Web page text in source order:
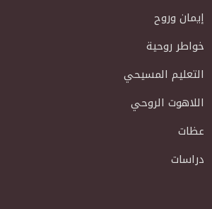
إيمان وروح
خواطر روحية
التعليم المسيحي
اللاهوت الروحي
عظات
دراسات